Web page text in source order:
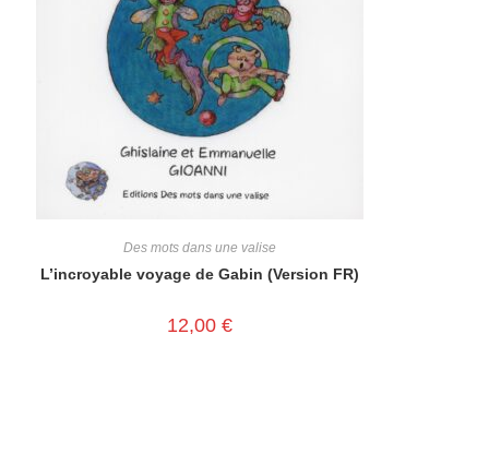
Des mots dans une valise
L’incroyable voyage de Gabin (Version FR)
12,00 €